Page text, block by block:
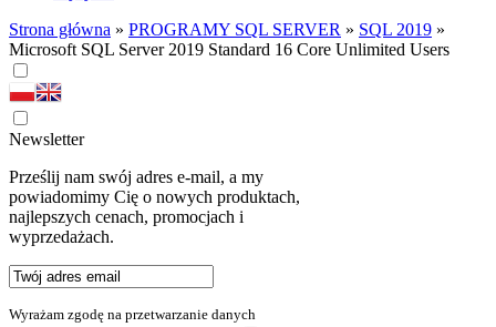
Strona główna » PROGRAMY SQL SERVER » SQL 2019 »
Microsoft SQL Server 2019 Standard 16 Core Unlimited Users
Newsletter
Prześlij nam swój adres e-mail, a my
powiadomimy Cię o nowych produktach,
najlepszych cenach, promocjach i
wyprzedażach.
Wyrażam zgodę na przetwarzanie danych